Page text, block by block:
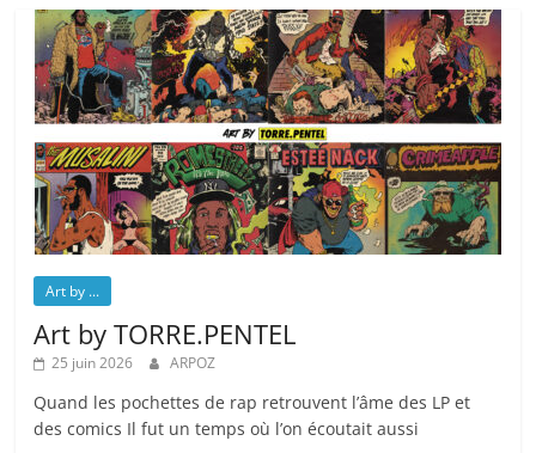
Art by ...
Art by TORRE.PENTEL
25 juin 2026 ARPOZ
Quand les pochettes de rap retrouvent l’âme des LP et
des comics Il fut un temps où l’on écoutait aussi